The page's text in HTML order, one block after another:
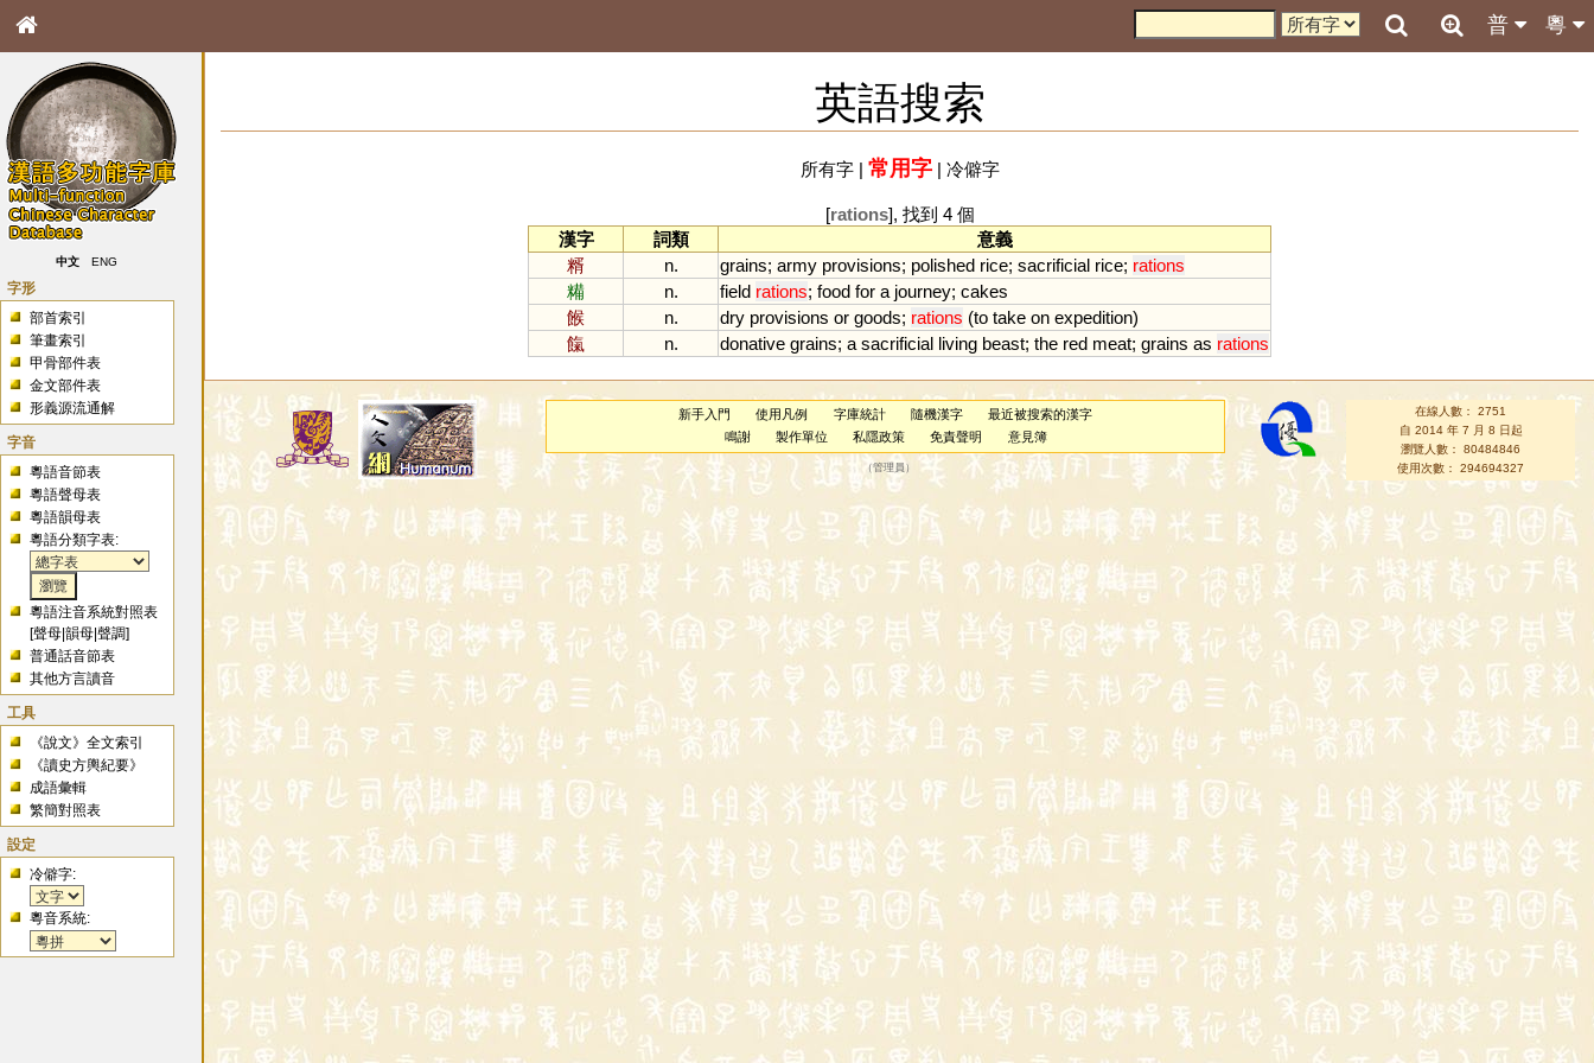
粵
普
中文 ENG
字形
部首索引
筆畫索引
甲骨部件表
金文部件表
形義源流通解
字音
粵語音節表
粵語聲母表
粵語韻母表
粵語分類字表:
粵語注音系統對照表
[聲母 |韻母 |聲調]
普通話音節表
其他方言讀音
工具
《說文》全文索引
《讀史方輿紀要》
成語彙輯
繁簡對照表
設定
冷僻字:
粵音系統:
英語搜索
所有字| 常用字| 冷僻字
[rations], 找到 4 個
漢字
詞類
意義
糈
n. grains; army provisions; polished rice; sacrificial rice; rations
糒
n. field rations; food for a journey; cakes
餱
n. dry provisions or goods; rations (to take on expedition)
餼
n. donative grains; a sacrificial living beast; the red meat; grains as rations
新手入門 使用凡例 字庫統計 隨機漢字
最近被搜索的漢字
鳴謝
製作單位 私隱政策 免責聲明 意見簿
（管理員 ）
在線人數： 2751
自 2014 年 7 月 8 日起
瀏覽人數： 80484846
使用次數： 294694327